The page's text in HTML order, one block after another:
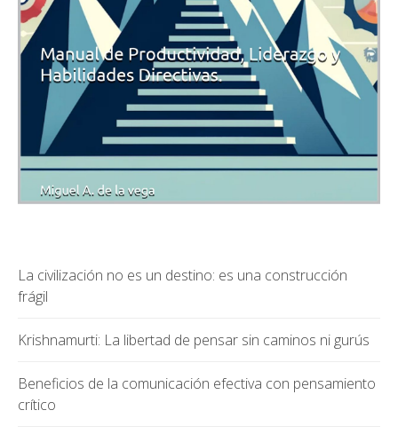
La civilización no es un destino: es una construcción
frágil
Krishnamurti: La libertad de pensar sin caminos ni gurús
Beneficios de la comunicación efectiva con pensamiento
crítico